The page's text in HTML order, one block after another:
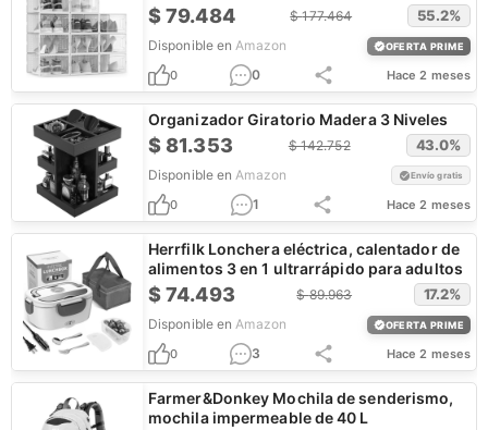
$79.484 $177.464 55.2%
Disponible en Amazon OFERTA PRIME
0 0 Hace 2 meses
Organizador Giratorio Madera 3 Niveles
$81.353 $142.752 43.0%
Disponible en Amazon Envío gratis
0 1 Hace 2 meses
Herrfilk Lonchera eléctrica, calentador de
alimentos 3 en 1 ultrarrápido para adultos
$74.493 $89.963 17.2%
Disponible en Amazon OFERTA PRIME
0 3 Hace 2 meses
Farmer&Donkey Mochila de senderismo,
mochila impermeable de 40 L